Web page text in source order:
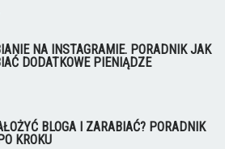
NA INSTAGRAMIE. PORADNIK JAK
DODATKOWE PIENIĄDZE
BLOGA I ZARABIAĆ? PORADNIK
KROKU